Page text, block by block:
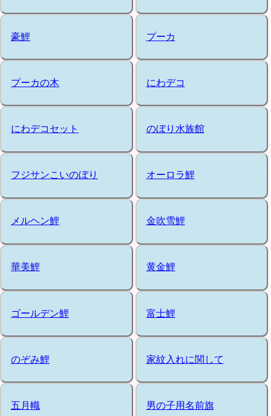
豪鯉 プーカ
プーカの木 にわデコ
にわデコセット のぼり水族館
フジサンこいのぼり オーロラ鯉
メルヘン鯉 金吹雪鯉
華美鯉 黄金鯉
ゴールデン鯉 富士鯉
のぞみ鯉 家紋入れに関して
五月幟 男の子用名前旗